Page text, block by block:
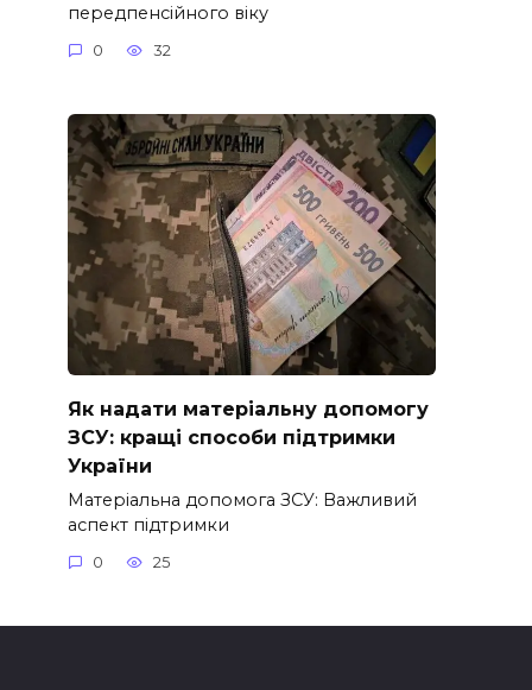
передпенсійного віку
0 32
Як надати матеріальну допомогу
ЗСУ: кращі способи підтримки
України
Матеріальна допомога ЗСУ: Важливий
аспект підтримки
0 25